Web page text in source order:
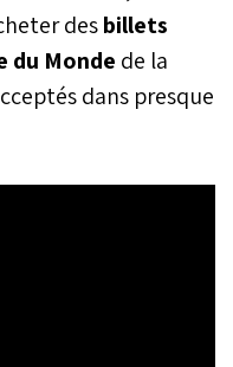
desbillets
du Monde de la
dans presque